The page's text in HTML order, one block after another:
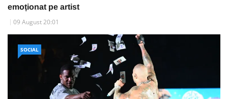
emoționat pe artist
09 August 20:01
SOCIAL